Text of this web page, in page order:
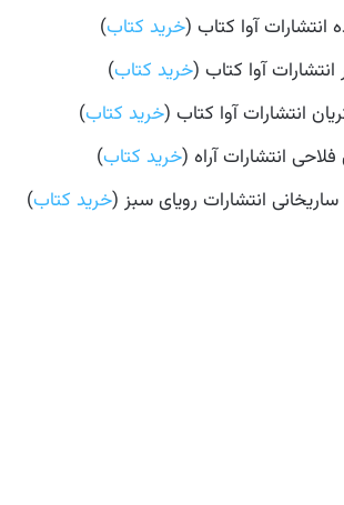
انتشارات آوا کتاب (خرید کتاب)
آوا کتاب (خرید کتاب)
انتشارات آوا کتاب (خرید کتاب)
انتشارات آراه (خرید کتاب)
انتشارات رویای سبز (خرید کتاب)